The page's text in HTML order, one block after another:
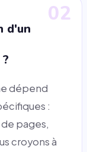
02
d'un
dépend
:
pages,
croyons à